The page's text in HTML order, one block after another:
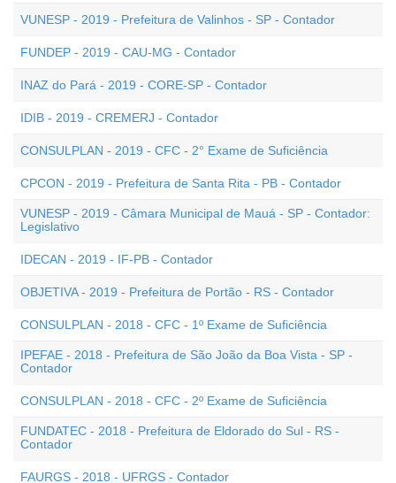
VUNESP - 2019 - Prefeitura de Valinhos - SP - Contador
FUNDEP - 2019 - CAU-MG - Contador
INAZ do Pará - 2019 - CORE-SP - Contador
IDIB - 2019 - CREMERJ - Contador
CONSULPLAN - 2019 - CFC - 2° Exame de Suficiência
CPCON - 2019 - Prefeitura de Santa Rita - PB - Contador
VUNESP - 2019 - Câmara Municipal de Mauá - SP - Contador:
Legislativo
IDECAN - 2019 - IF-PB - Contador
OBJETIVA - 2019 - Prefeitura de Portão - RS - Contador
CONSULPLAN - 2018 - CFC - 1º Exame de Suficiência
IPEFAE - 2018 - Prefeitura de São João da Boa Vista - SP -
Contador
CONSULPLAN - 2018 - CFC - 2º Exame de Suficiência
FUNDATEC - 2018 - Prefeitura de Eldorado do Sul - RS -
Contador
FAURGS - 2018 - UFRGS - Contador